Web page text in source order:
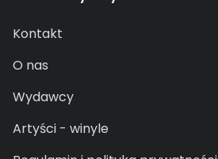
Kontakt
O nas
Wydawcy
Artyści - winyle